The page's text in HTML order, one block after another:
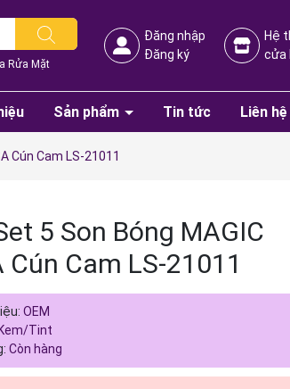
Rửa Mặt
Đăng nhập
Đăng ký
Hệ
cửa
Sản phẩm Tin tức Liên hệ
Cún Cam LS-21011
5 Son Bóng MAGIC
Cún Cam LS-21011
OEM
Tint
Còn hàng
Ngày hết hạn: